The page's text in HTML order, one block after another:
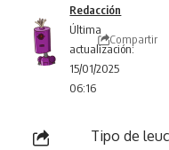
Última
actualización:
15/01/2025
06:16
Redacción
Compartir
Tipo de